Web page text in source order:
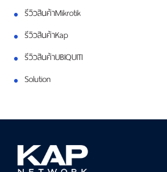
รีวิวสินค้าMikrotik
รีวิวสินค้าKap
รีวิวสินค้าUBIQUITI
Solution